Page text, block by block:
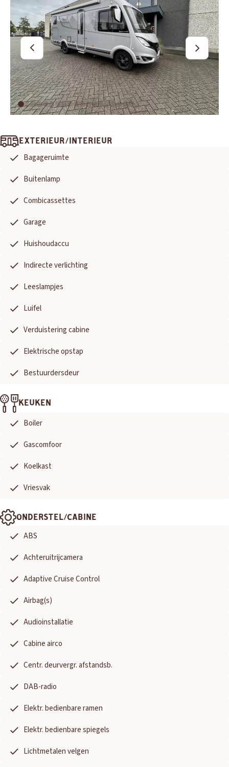
EXTERIEUR/INTERIEUR
Bagageruimte
Buitenlamp
Combicassettes
Garage
Huishoudaccu
Indirecte verlichting
Leeslampjes
Luifel
Verduistering cabine
Elektrische opstap
Bestuurdersdeur
KEUKEN
Boiler
Gascomfoor
Koelkast
Vriesvak
ONDERSTEL/CABINE
ABS
Achteruitrijcamera
Adaptive Cruise Control
Airbag(s)
Audioinstallatie
Cabine airco
Centr. deurvergr. afstandsb.
DAB-radio
Elektr. bedienbare ramen
Elektr. bedienbare spiegels
Lichtmetalen velgen
AdriaEriba
HERPEN
Eura Mobil